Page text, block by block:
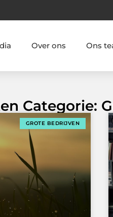
Over ons Ons
Categorie:
GROTE BEDRIJVEN